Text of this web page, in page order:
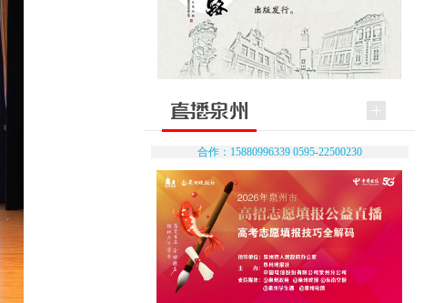
合作：15880996339 0595-22500230